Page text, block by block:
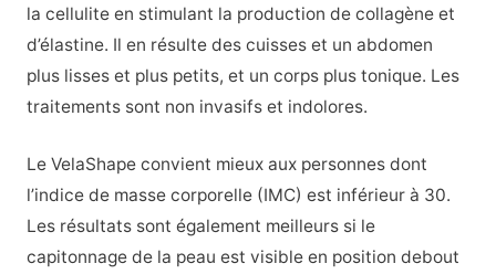
la cellulite en stimulant la production de collagène et
d’élastine. Il en résulte des cuisses et un abdomen
plus lisses et plus petits, et un corps plus tonique. Les
traitements sont non invasifs et indolores.
Le VelaShape convient mieux aux personnes dont
l’indice de masse corporelle (IMC) est inférieur à 30.
Les résultats sont également meilleurs si le
capitonnage de la peau est visible en position debout